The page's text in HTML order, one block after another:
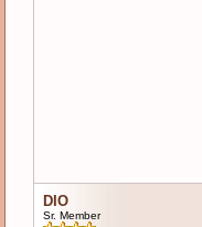
DIO
Sr. Member